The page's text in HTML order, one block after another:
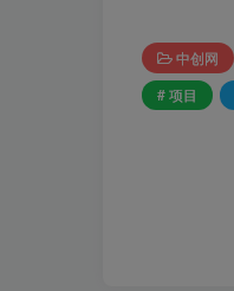
中创网
# 项目